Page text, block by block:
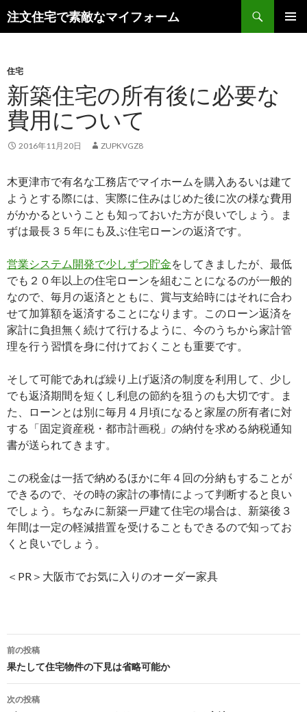
注文住宅で素敵なマイフォーム
検
索
ン
ツ
へ
ス
キ
ッ
住宅
新築住宅の所有後に必要な
費用について
2016年11月20日 ZUPKVGZ8
木更津市で有名な工務店でマイホームを購入あるいは建て
ようとする際には、実際に住みはじめた後に次の様な費用
がかかるということも知っておいた方が良いでしょう。ま
ずは最長３５年にも及ぶ住宅ローンの返済です。
営業システム開発で少しずつ貯金をしてきましたが、最低
でも２０年以上の住宅ローンを組むことになるのが一般的
なので、毎月の返済とともに、賞与支給時にはそれに合わ
せて加算額を返済することになります。このローン返済を
家計に負担無く続けて行けるように、今のうちから家計管
理を行う習慣を身に付けておくことも重要です。
そして可能であれば繰り上げ返済の制度を利用して、少し
でも返済期間を短くし利息の節約を狙うのも大切です。ま
た、ローンとは別に毎月４月頃になると家屋の所有者に対
する「固定資産税・都市計画税」の納付を求める納税通知
書が送られてきます。
この税金は一括で納めるほかに年４回の分納もすることが
できるので、その時の家計の事情によって判断すると良い
でしょう。ちなみに新築一戸建て住宅の場合は、新築後３
年間は一定の軽減措置を受けることもできるので知ってお
くと良いでしょう。
＜PR＞大阪市でお気に入りのオーダー家具
投
稿
前の投稿
果たして住宅物件の下見は省略可能か
次の投稿